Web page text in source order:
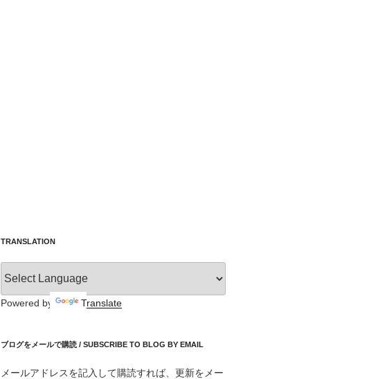
TRANSLATION
Powered by Translate
ブログをメールで購読 / SUBSCRIBE TO BLOG BY EMAIL
メールアドレスを記入して購読すれば、更新をメー